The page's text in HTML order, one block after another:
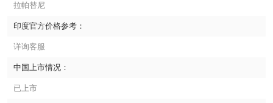
拉帕替尼
印度官方价格参考：
详询客服
中国上市情况：
已上市